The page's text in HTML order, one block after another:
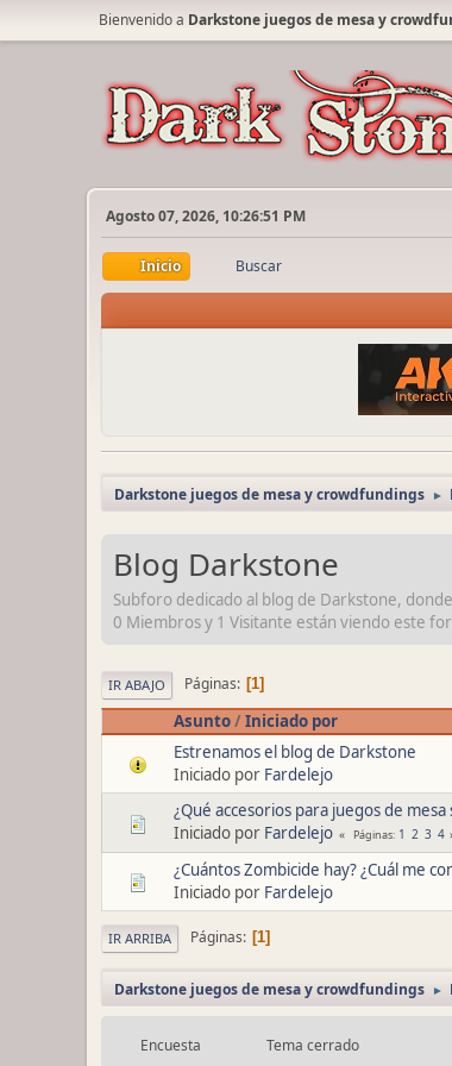
Bienvenido a Darkstone juegos de mesa y
Agosto 07, 2026, 10:26:51 PM
Inicio Buscar
Darkstone juegos de mesa y crowdfundings ►
Blog Darkstone
Subforo dedicado al blog de Darkstone,
0 Miembros y 1 Visitante están viendo este
IR ABAJO Páginas 1
Asunto/Iniciado por
Estrenamos el blog de Darkstone
Iniciado por Fardelejo
¿Qué accesorios para juegos de
Iniciado por Fardelejo Páginas 1 2 3 4
¿Cuántos Zombicide hay? ¿Cuál me
Iniciado por Fardelejo
IR ARRIBA Páginas 1
Darkstone juegos de mesa y crowdfundings ►
Encuesta
Tema cerrado